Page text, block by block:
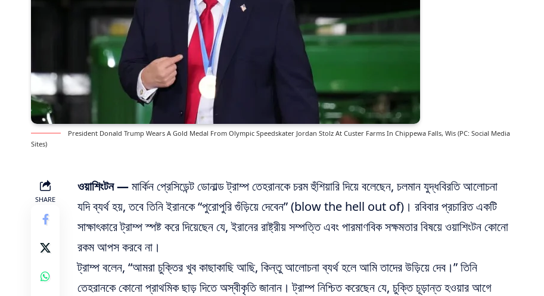
President Donald Trump Wears A Gold Medal From Olympic Speedskater Jordan Stolz At Custer Farms In Chippewa Falls, Wis (PC: Social Media
Sites)
SHARE
ওয়াশিংটন —মার্কিন প্রেসিডেন্ট ডোনাল্ড ট্রাম্প তেহরানকে চরম হুঁশিয়ারি দিয়ে বলেছেন, চলমান যুদ্ধবিরতি আলোচনা
যদি ব্যর্থ হয়, তবে তিনি ইরানকে “পুরোপুরি গুঁড়িয়ে দেবেন” (blow the hell out of)। রবিবার প্রচারিত একটি
সাক্ষাৎকারে ট্রাম্প স্পষ্ট করে দিয়েছেন যে, ইরানের রাষ্ট্রীয় সম্পত্তি এবং পারমাণবিক সক্ষমতার বিষয়ে ওয়াশিংটন কোনো
রকম আপস করবে না।
ট্রাম্প বলেন, “আমরা চুক্তির খুব কাছাকাছি আছি, কিন্তু আলোচনা ব্যর্থ হলে আমি তাদের উড়িয়ে দেব।” তিনি
তেহরানকে কোনো প্রাথমিক ছাড় দিতে অস্বীকৃতি জানান। ট্রাম্প নিশ্চিত করেছেন যে, চুক্তি চূড়ান্ত হওয়ার আগে